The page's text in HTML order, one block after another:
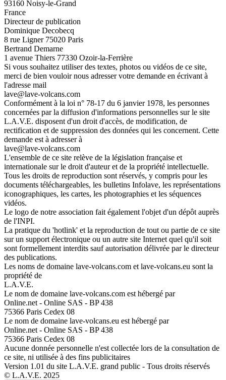
93160 Noisy-le-Grand
France
Directeur de publication
Dominique Decobecq
8 rue Ligner 75020 Paris
Bertrand Demarne
1 avenue Thiers 77330 Ozoir-la-Ferrière
Si vous souhaitez utiliser des textes, photos ou vidéos de ce site,
merci de bien vouloir nous adresser votre demande en écrivant à
l'adresse mail
lave@lave-volcans.com
Conformément à la loi n° 78-17 du 6 janvier 1978, les personnes
concernées par la diffusion d'informations personnelles sur le site
L.A.V.E. disposent d'un droit d'accès, de modification, de
rectification et de suppression des données qui les concernent. Cette
demande est à adresser à
lave@lave-volcans.com
L'ensemble de ce site relève de la législation française et
internationale sur le droit d'auteur et de la propriété intellectuelle.
Tous les droits de reproduction sont réservés, y compris pour les
documents téléchargeables, les bulletins Infolave, les représentations
iconographiques, les cartes, les photographies et les séquences
vidéos.
Le logo de notre association fait également l'objet d'un dépôt auprès
de l'INPI.
La pratique du 'hotlink' et la reproduction de tout ou partie de ce site
sur un support électronique ou un autre site Internet quel qu'il soit
sont formellement interdits sauf autorisation délivrée par le directeur
des publications.
Les noms de domaine lave-volcans.com et lave-volcans.eu sont la
propriété de
L.A.V.E.
Le nom de domaine lave-volcans.com est hébergé par
Online.net - Online SAS - BP 438
75366 Paris Cedex 08
Le nom de domaine lave-volcans.eu est hébergé par
Online.net - Online SAS - BP 438
75366 Paris Cedex 08
Aucune donnée personnelle n'est collectée lors de la consultation de
ce site, ni utilisée à des fins publicitaires
Version 1.01 du site L.A.V.E. grand public - Tous droits réservés
© L.A.V.E. 2025